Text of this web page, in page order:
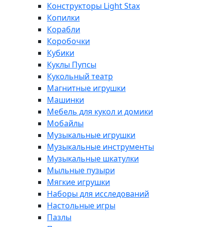
Конструкторы Light Stax
Копилки
Корабли
Коробочки
Кубики
Куклы Пупсы
Кукольный театр
Магнитные игрушки
Машинки
Мебель для кукол и домики
Мобайлы
Музыкальные игрушки
Музыкальные инструменты
Музыкальные шкатулки
Мыльные пузыри
Мягкие игрушки
Наборы для исследований
Настольные игры
Пазлы